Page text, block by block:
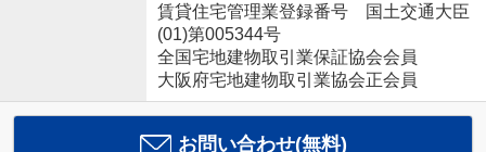
賃貸住宅管理業登録番号 国土交通大臣
(01)第005344号
全国宅地建物取引業保証協会会員
大阪府宅地建物取引業協会正会員
お問い合わせ(無料)